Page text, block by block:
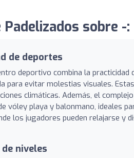
sobre -:
de deportes
deportivo combina la practicidad
para evitar molestias visuales.
climáticas. Además, el
vóley playa y balonmano, ideales
los jugadores pueden relajarse y
niveles